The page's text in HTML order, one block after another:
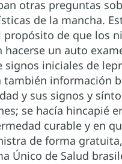
otras preguntas
de la mancha.
propósito de que los
hacerse un auto
signos iniciales de
también información
y sus signos y
se hacía hincapié
curable y en
de forma
Único de Salud